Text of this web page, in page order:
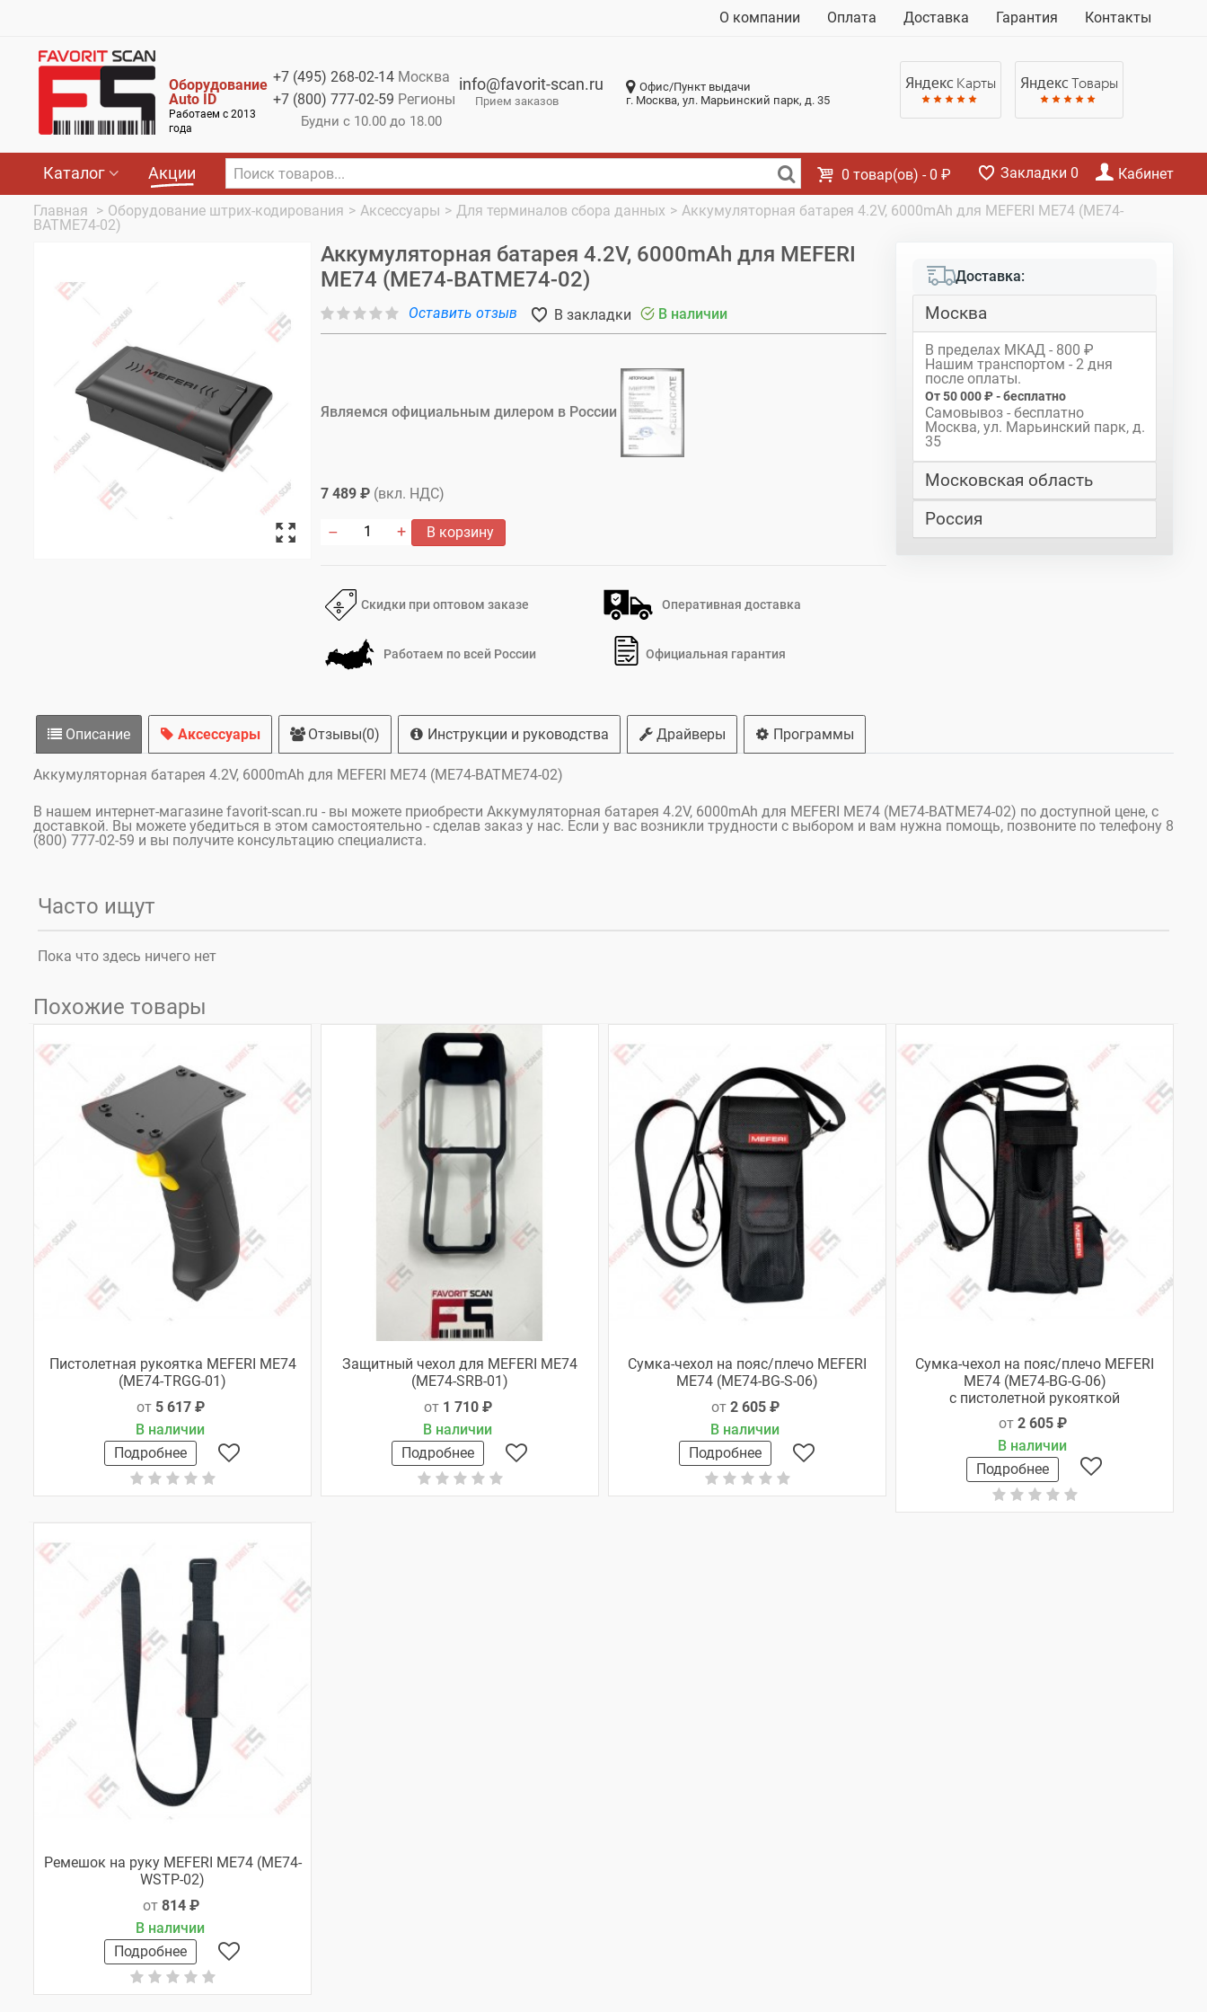
О компании Оплата Доставка Гарантия Контакты
Оборудование
Auto ID
Работаем с 2013
года
+7 (495) 268-02-14 Москва
+7 (800) 777-02-59 Регионы
Будни с 10.00 до 18.00
info@favorit-scan.ru
Прием заказов
Офис/Пункт выдачи
г. Москва, ул. Марьинский парк, д. 35
Яндекс Карты ЯндексТовары
Каталог Акции 0 товар(ов) - 0 ₽ Закладки 0 Кабинет
Главная > Оборудование штрих-кодирования > Аксессуары > Для терминалов сбора данных > Аккумуляторная батарея 4.2V, 6000mAh для MEFERI ME74 (ME74-
BATME74-02)
Аккумуляторная батарея 4.2V, 6000mAh для MEFERI
ME74 (ME74-BATME74-02)
Оставить отзыв В закладки В наличии
Являемся официальным дилером в России
7 489 ₽ (вкл. НДС)
В корзину
Скидки при оптовом заказе Оперативная доставка
Работаем по всей России Официальная гарантия
Доставка:
Москва
В пределах МКАД - 800 ₽
Нашим транспортом - 2 дня
после оплаты.
От 50 000 ₽ - бесплатно
Самовывоз - бесплатно
Москва, ул. Марьинский парк, д.
35
Московская область
Россия
Описание Аксессуары Отзывы(0) Инструкции и руководства Драйверы Программы
Аккумуляторная батарея 4.2V, 6000mAh для MEFERI ME74 (ME74-BATME74-02)
В нашем интернет-магазине favorit-scan.ru - вы можете приобрести Аккумуляторная батарея 4.2V, 6000mAh для MEFERI ME74 (ME74-BATME74-02) по доступной цене, с
доставкой. Вы можете убедиться в этом самостоятельно - сделав заказ у нас. Если у вас возникли трудности с выбором и вам нужна помощь, позвоните по телефону 8
(800) 777-02-59 и вы получите консультацию специалиста.
Часто ищут
Пока что здесь ничего нет
Похожие товары
Пистолетная рукоятка MEFERI ME74
(ME74-TRGG-01)
от 5 617 ₽
В наличии
Подробнее
Защитный чехол для MEFERI ME74
(ME74-SRB-01)
от 1 710 ₽
В наличии
Подробнее
Сумка-чехол на пояс/плечо MEFERI
ME74 (ME74-BG-S-06)
от 2 605 ₽
В наличии
Подробнее
Сумка-чехол на пояс/плечо MEFERI
ME74 (ME74-BG-G-06)
с пистолетной рукояткой
от 2 605 ₽
В наличии
Подробнее
Ремешок на руку MEFERI ME74 (ME74-
WSTP-02)
от 814 ₽
В наличии
Подробнее
Корзина
Нет товаров
Каталог
О компании
Оплата
Доставка